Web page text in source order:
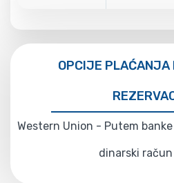
OPCIJE PLAĆANJA
Western Union - Putem
dinarski